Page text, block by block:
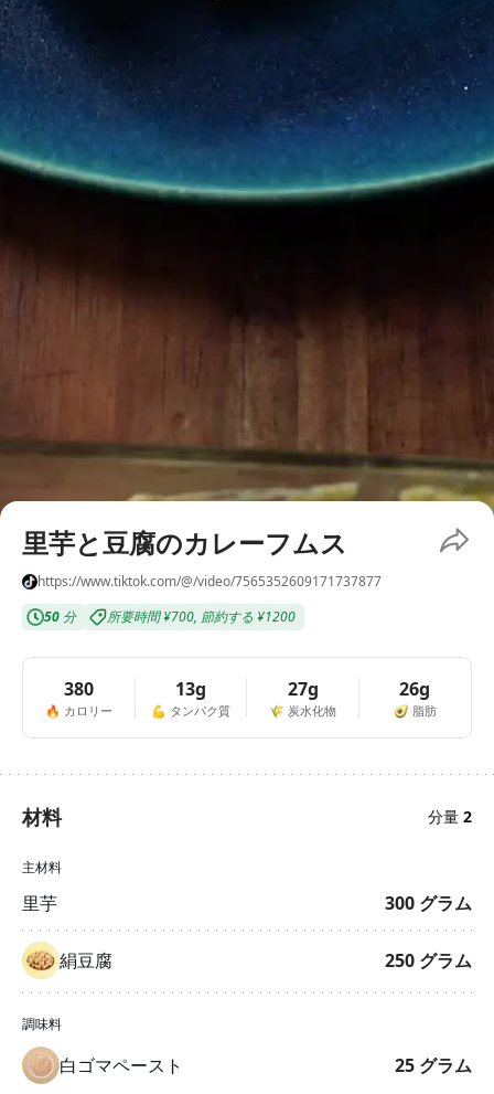
里芋と豆腐のカレーフムス
https://www.tiktok.com/@/video/7565352609171737877
50 分 所要時間¥700, 節約する ¥1200
380
🔥 カロリー
13g
💪 タンパク質
27g
🌾 炭水化物
26g
🥑 脂肪
材料 分量 2
主材料
里芋 300 グラム
絹豆腐 250 グラム
調味料
白ゴマペースト 25 グラム